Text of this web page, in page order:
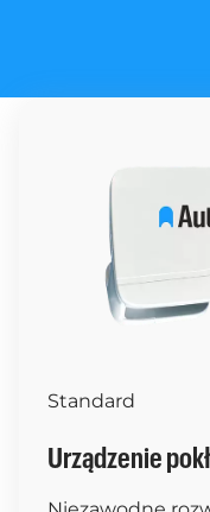
Standard
Urządzenie